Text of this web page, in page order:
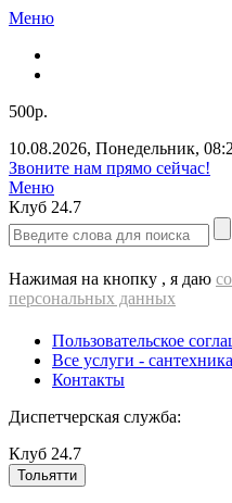
Меню
500р.
10.08.2026, Понедельник,
Звоните нам прямо сейчас!
Меню
Клуб 24.7
Нажимая на кнопку , я даю
персональных данных
Пользовательское
Все услуги - cантехника
Контакты
Диспетчерская служба:
Клуб 24.7
Тольятти